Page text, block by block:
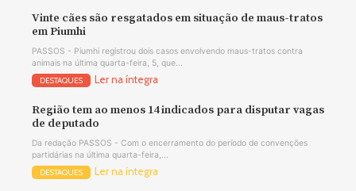
Vinte cães são resgatados em situação de maus-tratos
em Piumhi
PASSOS - Piumhi registrou dois casos envolvendo maus-tratos contra
animais na última quarta-feira, 5, que...
DESTAQUES Ler na íntegra
Região tem ao menos 14 indicados para disputar vagas
de deputado
Da redação PASSOS - Com o encerramento do período de convenções
partidárias na última quarta-feira,...
DESTAQUES Ler na íntegra